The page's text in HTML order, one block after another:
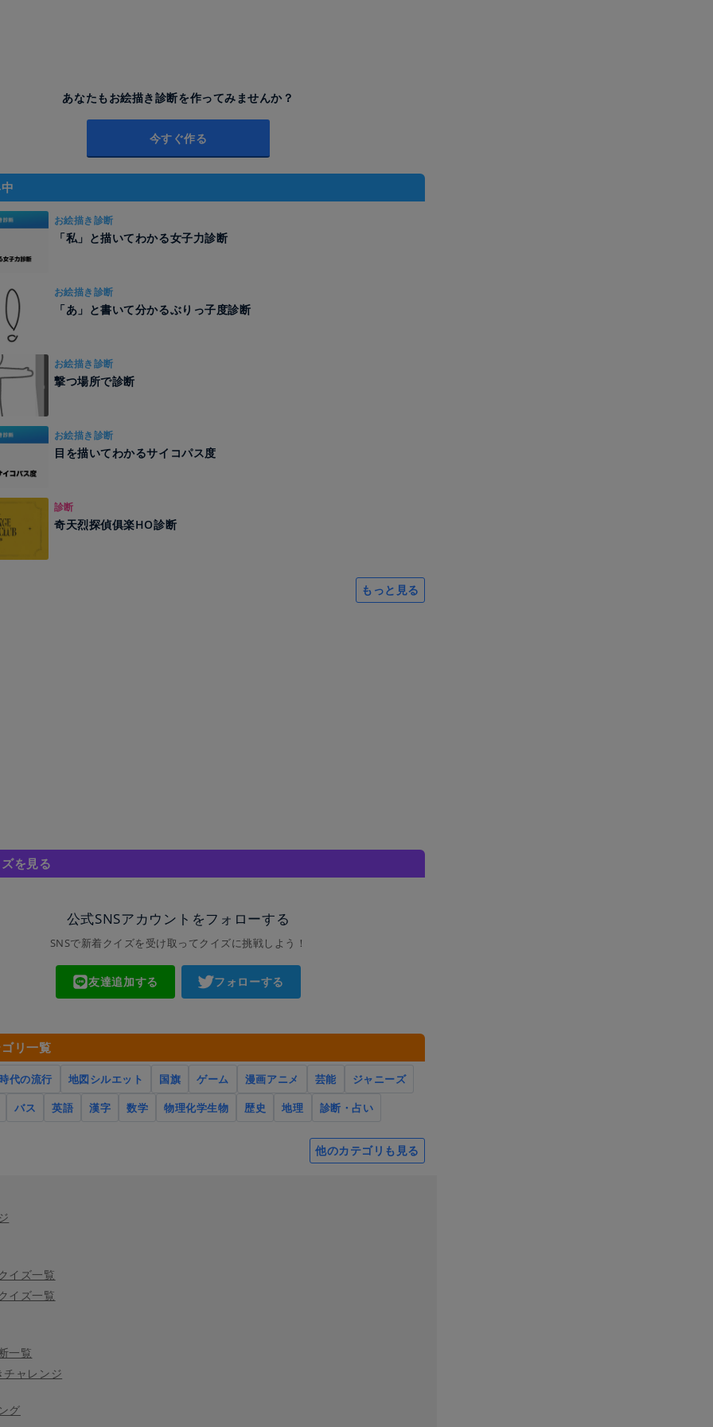
あなたもお絵描き診断を作ってみませんか？
今すぐ作る
お絵描き診断
「私」と描いてわかる女子力診断
お絵描き診断
「あ」と書いて分かるぶりっ子度診断
お絵描き診断
撃つ場所で診断
お絵描き診断
目を描いてわかるサイコパス度
診断
奇天烈探偵俱楽HO診断
もっと見る
を見る
公式SNSアカウントをフォローする
SNSで新着クイズを受け取ってクイズに挑戦しよう！
友達追加する フォローする
リ一覧
代の流行 地図シルエット 国旗 ゲーム 漫画アニメ 芸能
ジャニーズ
バス
英語 漢字 数学 物理化学生物 歴史 地理 診断・占い
他のカテゴリも見る
イズ一覧
イズ一覧
一覧
ャレンジ
グ